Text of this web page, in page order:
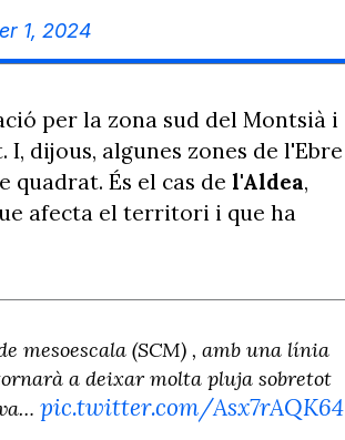
1, 2024
per la zona sud del Montsià i
dijous, algunes zones de l'Ebre
És el cas de l'Aldea,
afecta el territori i que ha
mesoescala (SCM) , amb una línia
a deixar molta pluja sobretot
pic.twitter.com/Asx7rAQK64